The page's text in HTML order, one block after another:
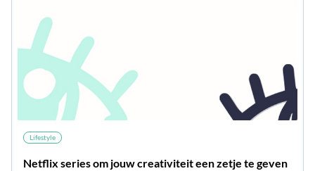
Lifestyle
Netflix series om jouw creativiteit een zetje te geven